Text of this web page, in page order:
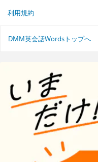
利用規約
DMM英会話Wordsトップへ